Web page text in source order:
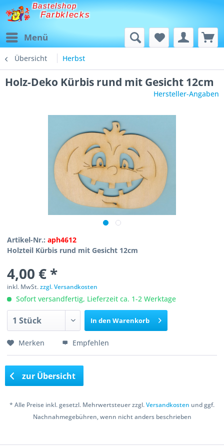
Bastelshop
Farbklecks
Menü
Übersicht Herbst
Holz-Deko Kürbis rund mit Gesicht 12cm
Hersteller-Angaben
Artikel-Nr.:aph4612
Holzteil Kürbis rund mit Gesicht 12cm
4,00 € *
inkl. MwSt.zzgl. Versandkosten
Sofort versandfertig, Lieferzeit ca. 1-2 Werktage
In den Warenkorb
Merken Empfehlen
zur Übersicht
* Alle Preise inkl. gesetzl. Mehrwertsteuer zzgl.Versandkosten und ggf.
Nachnahmegebühren, wenn nicht anders beschrieben